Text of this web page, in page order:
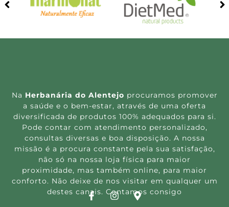
Na Herbanária do Alentejo procuramos promover
a saúde e o bem-estar, através de uma oferta
diversificada de produtos 100% adequados para si.
Pode contar com atendimento personalizado,
consultas diversas e boa disposição. A nossa
missão é a procura constante pela sua satisfação,
não só na nossa loja física para maior
proximidade, mas também online, para maior
conforto. Não deixe de nos visitar em qualquer um
destes canais. Contamos consigo